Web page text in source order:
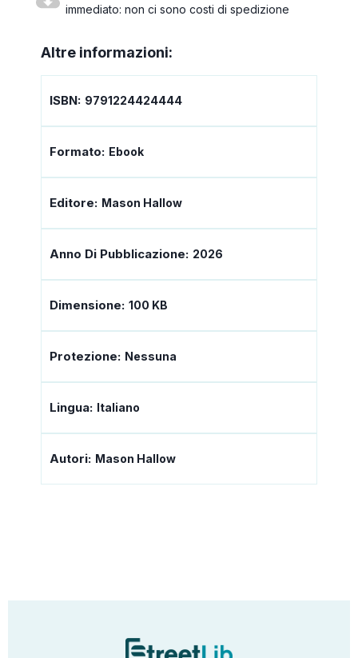
immediato: non ci sono costi di spedizione
Altre informazioni:
ISBN: 9791224424444
Formato: Ebook
Editore: Mason Hallow
Anno Di Pubblicazione: 2026
Dimensione: 100 KB
Protezione: Nessuna
Lingua: Italiano
Autori: Mason Hallow